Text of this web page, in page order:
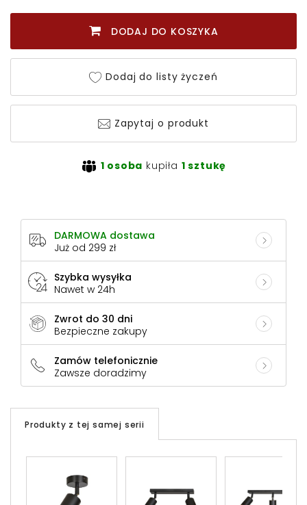
DODAJ DO KOSZYKA
Dodaj do listy życzeń
Zapytaj o produkt
1 osoba kupiła 1 sztukę
DARMOWA dostawa
Już od 299 zł
Szybka wysyłka
Nawet w 24h
Zwrot do 30 dni
Bezpieczne zakupy
Zamów telefonicznie
Zawsze doradzimy
Produkty z tej samej serii